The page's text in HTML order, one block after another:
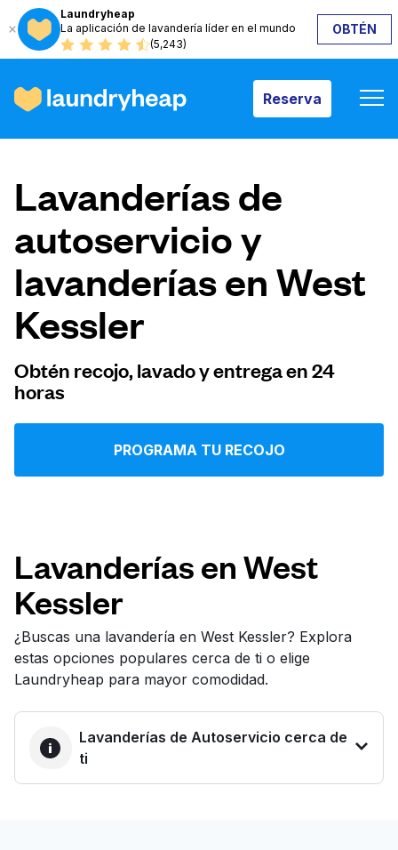
Laundryheap
La aplicación de lavandería líder en el mundo
(5,243)
OBTÉN
Reserva
Reserva
Cómo funciona
Precios y servicios
Quiénes somos
Iniciar sesión
Síguenos en
Lavanderías de
autoservicio y
lavanderías en West
Kessler
Obtén recojo, lavado y entrega en 24
horas
PROGRAMA TU RECOJO
Lavanderías en West
Kessler
¿Buscas una lavandería en West Kessler? Explora
estas opciones populares cerca de ti o elige
Laundryheap para mayor comodidad.
Lavanderías de Autoservicio cerca de
ti